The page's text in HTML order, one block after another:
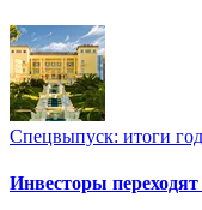
Спецвыпуск: итоги
Инвесторы